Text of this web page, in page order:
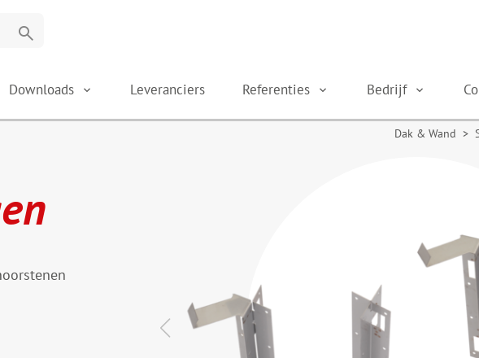
search
Downloads Leveranciers Referenties Bedrijf
Dak & Wand >